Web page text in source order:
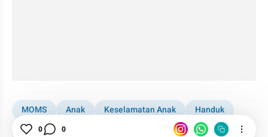
MOMS Anak Keselamatan Anak
Handuk
Keamanan Anak
Parenting
0 0